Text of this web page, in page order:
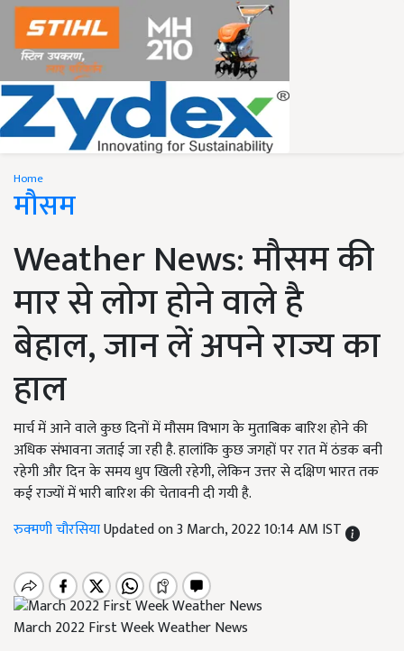
Home
मौसम
Weather News: मौसम की
मार से लोग होने वाले है
बेहाल, जान लें अपने राज्य का
हाल
मार्च में आने वाले कुछ दिनों में मौसम विभाग के मुताबिक बारिश होने की
अधिक संभावना जताई जा रही है. हालांकि कुछ जगहों पर रात में ठंडक बनी
रहेगी और दिन के समय धुप खिली रहेगी, लेकिन उत्तर से दक्षिण भारत तक
कई राज्यों में भारी बारिश की चेतावनी दी गयी है.
रुक्मणी चौरसियाUpdated on 3 March, 2022 10:14 AM IST
March 2022 First Week Weather News